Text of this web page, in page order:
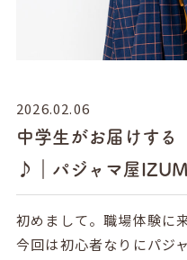
2026.02.06
中学生がお届けする
♪｜パジャマ屋
初めまして。職場体験に
今回は初心者なりにパジ